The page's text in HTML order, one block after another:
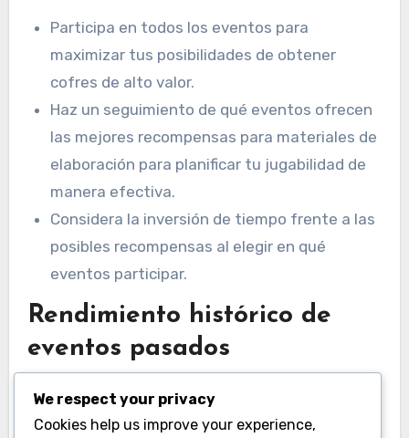
Participa en todos los eventos para
maximizar tus posibilidades de obtener
cofres de alto valor.
Haz un seguimiento de qué eventos ofrecen
las mejores recompensas para materiales de
elaboración para planificar tu jugabilidad de
manera efectiva.
Considera la inversión de tiempo frente a las
posibles recompensas al elegir en qué
eventos participar.
Rendimiento histórico de
eventos pasados
pasados revela tendencias en los tipos de
We respect your privacy
Cookies help us improve your experience,